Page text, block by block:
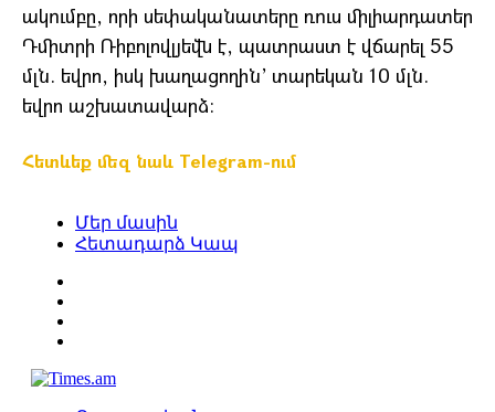
ակումբը, որի սեփականատերը ռուս միլիարդատեր
Դմիտրի Ռիբոլովլյեվն է, պատրաստ է վճարել 55
մլն. եվրո, իսկ խաղացողին’ տարեկան 10 մլն.
եվրո աշխատավարձ:
Հետևեք մեզ նաև Telegram-ում